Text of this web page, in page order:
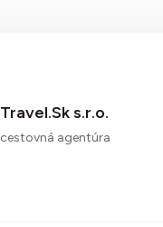
Travel.Sk s.r.o.
cestovná agentúra